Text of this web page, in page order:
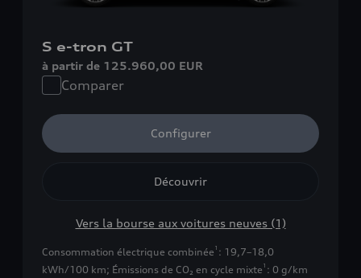
S e-tron GT
à partir de 125.960,00 EUR
Comparer
Configurer
Découvrir
Vers la bourse aux voitures neuves (1)
Consommation électrique combinée 1 : 19,7–18,0
kWh/100 km; Émissions de CO₂ en cycle mixte 1 : 0 g/km